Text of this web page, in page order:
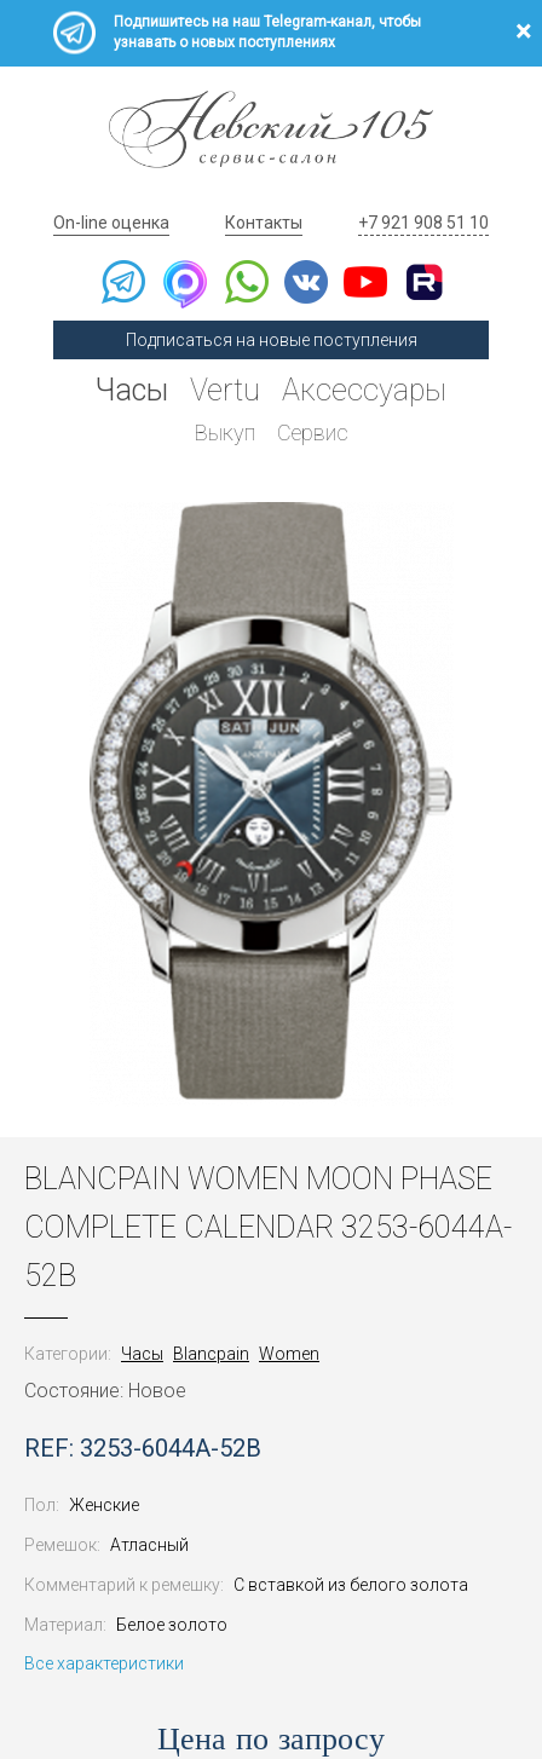
Подпишитесь на наш Telegram-канал, чтобы
узнавать о новых поступлениях
On-line оценка Контакты +7 921 908 51 10
Подписаться на новые поступления
Часы Vertu Аксессуары
Выкуп Сервис
BLANCPAIN WOMEN MOON PHASE
COMPLETE CALENDAR 3253-6044A-
52B
Категории: Часы Blancpain Women
Состояние: Новое
REF: 3253-6044A-52B
Пол: Женские
Ремешок: Атласный
Комментарий к ремешку: С вставкой из белого золота
Материал:
Белое золото
Все характеристики
Цена по запросу